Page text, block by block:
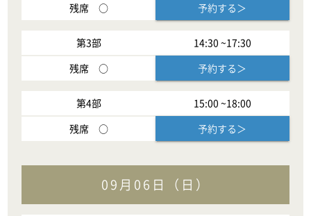
残席 ○ 予約する＞
第3部 14:30 ~17:30
残席 ○ 予約する＞
第4部 15:00 ~18:00
残席 ○ 予約する＞
09月06日（日）